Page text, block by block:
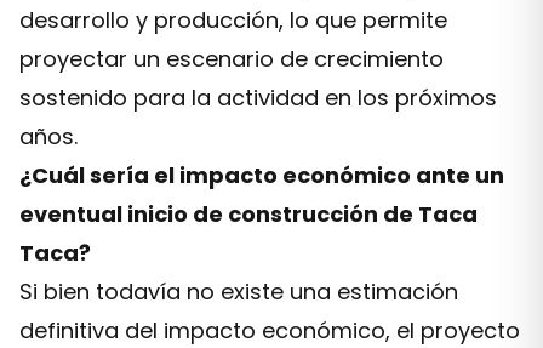
desarrollo y producción, lo que permite
proyectar un escenario de crecimiento
sostenido para la actividad en los próximos
años.
¿Cuál sería el impacto económico ante un
eventual inicio de construcción de Taca
Taca?
Si bien todavía no existe una estimación
definitiva del impacto económico, el proyecto